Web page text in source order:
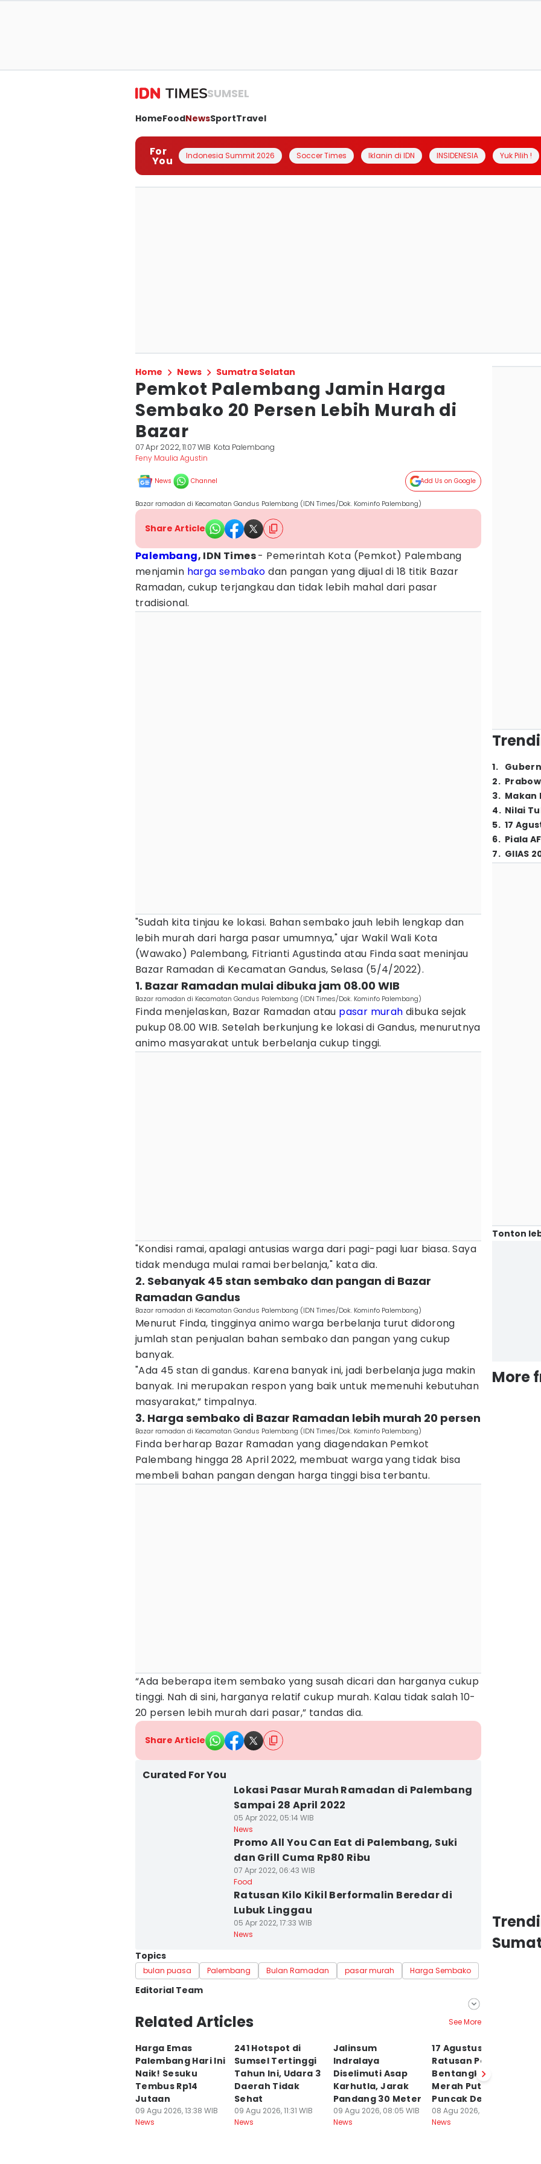
SUMSEL
HomeFoodNewsSportTravel
For
You Indonesia Summit 2026 Soccer Times Iklanin di IDN INSIDENESIA Yuk Pilih !
Home News Sumatra Selatan
Pemkot Palembang Jamin Harga
Sembako 20 Persen Lebih Murah di
Bazar
07 Apr 2022, 11:07 WIB Kota Palembang
Feny Maulia Agustin
News Channel Add Us on Google
Bazar ramadan di Kecamatan Gandus Palembang (IDN Times/Dok. Kominfo Palembang)
Share Article
Palembang, IDN Times- Pemerintah Kota (Pemkot) Palembang
menjamin harga sembako dan pangan yang dijual di 18 titik Bazar
Ramadan, cukup terjangkau dan tidak lebih mahal dari pasar
tradisional.
"Sudah kita tinjau ke lokasi. Bahan sembako jauh lebih lengkap dan
lebih murah dari harga pasar umumnya," ujar Wakil Wali Kota
(Wawako) Palembang, Fitrianti Agustinda atau Finda saat meninjau
Bazar Ramadan di Kecamatan Gandus, Selasa (5/4/2022).
1. Bazar Ramadan mulai dibuka jam 08.00 WIB
Bazar ramadan di Kecamatan Gandus Palembang (IDN Times/Dok. Kominfo Palembang)
Finda menjelaskan, Bazar Ramadan atau pasar murah dibuka sejak
pukup 08.00 WIB. Setelah berkunjung ke lokasi di Gandus, menurutnya
animo masyarakat untuk berbelanja cukup tinggi.
"Kondisi ramai, apalagi antusias warga dari pagi-pagi luar biasa. Saya
tidak menduga mulai ramai berbelanja," kata dia.
2. Sebanyak 45 stan sembako dan pangan di Bazar
Ramadan Gandus
Bazar ramadan di Kecamatan Gandus Palembang (IDN Times/Dok. Kominfo Palembang)
Menurut Finda, tingginya animo warga berbelanja turut didorong
jumlah stan penjualan bahan sembako dan pangan yang cukup
banyak.
"Ada 45 stan di gandus. Karena banyak ini, jadi berbelanja juga makin
banyak. Ini merupakan respon yang baik untuk memenuhi kebutuhan
masyarakat,” timpalnya.
3. Harga sembako di Bazar Ramadan lebih murah 20 persen
Bazar ramadan di Kecamatan Gandus Palembang (IDN Times/Dok. Kominfo Palembang)
Finda berharap Bazar Ramadan yang diagendakan Pemkot
Palembang hingga 28 April 2022, membuat warga yang tidak bisa
membeli bahan pangan dengan harga tinggi bisa terbantu.
“Ada beberapa item sembako yang susah dicari dan harganya cukup
tinggi. Nah di sini, harganya relatif cukup murah. Kalau tidak salah 10-
20 persen lebih murah dari pasar,” tandas dia.
Share Article
Curated For You
Lokasi Pasar Murah Ramadan di Palembang
Sampai 28 April 2022
05 Apr 2022, 05:14 WIB
News
Promo All You Can Eat di Palembang, Suki
dan Grill Cuma Rp80 Ribu
07 Apr 2022, 06:43 WIB
Food
Ratusan Kilo Kikil Berformalin Beredar di
Lubuk Linggau
05 Apr 2022, 17:33 WIB
News
Topics
bulan puasa Palembang Bulan Ramadan pasar murah Harga Sembako
Editorial Team
Editor
Feny Maulia Agustin
Editor
Deryardli Tiarhendi
Related Articles See More
Harga Emas
Palembang Hari Ini
Naik! Sesuku
Tembus Rp14
Jutaan
09 Agu 2026, 13:38 WIB
News
241 Hotspot di
Sumsel Tertinggi
Tahun Ini, Udara 3
Daerah Tidak
Sehat
09 Agu 2026, 11:31 WIB
News
Jalinsum
Indralaya
Diselimuti Asap
Karhutla, Jarak
Pandang 30 Meter
09 Agu 2026, 08:05 WIB
News
17 Agustus
Ratusan Pendaki
Bentangkan
Merah Putih di
Puncak Dempo
08 Agu 2026, 19:25 WIB
News
1.
2.
3. Makan
4. Nilai
5. 17
6. Piala
7. GIIAS
Tonton
More